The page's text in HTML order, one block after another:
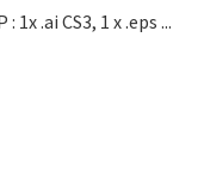
.ai CS3, 1 x .eps ...